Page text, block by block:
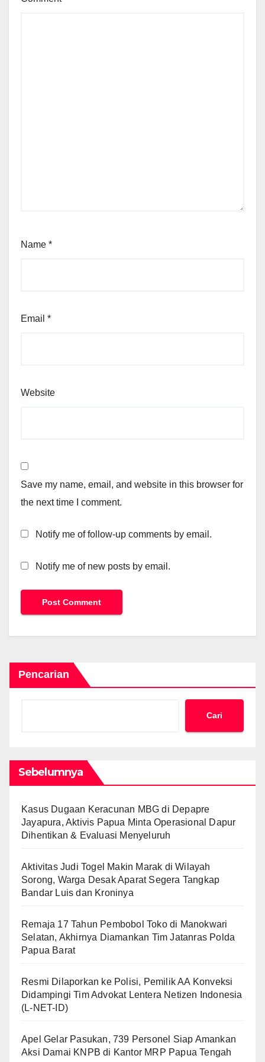
Name *
Email *
Website
Save my name, email, and website in this browser for
the next time I comment.
Notify me of follow-up comments by email.
Notify me of new posts by email.
Pencarian
Cari
Sebelumnya
Kasus Dugaan Keracunan MBG di Depapre
Jayapura, Aktivis Papua Minta Operasional Dapur
Dihentikan & Evaluasi Menyeluruh
Aktivitas Judi Togel Makin Marak di Wilayah
Sorong, Warga Desak Aparat Segera Tangkap
Bandar Luis dan Kroninya
Remaja 17 Tahun Pembobol Toko di Manokwari
Selatan, Akhirnya Diamankan Tim Jatanras Polda
Papua Barat
Resmi Dilaporkan ke Polisi, Pemilik AA Konveksi
Didampingi Tim Advokat Lentera Netizen Indonesia
(L-NET-ID)
Apel Gelar Pasukan, 739 Personel Siap Amankan
Aksi Damai KNPB di Kantor MRP Papua Tengah